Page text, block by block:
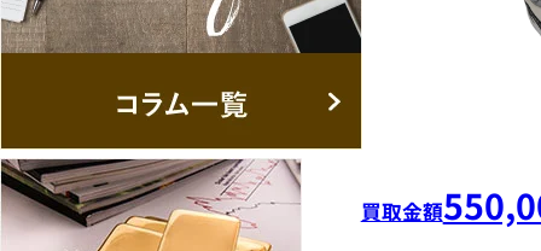
買取金額